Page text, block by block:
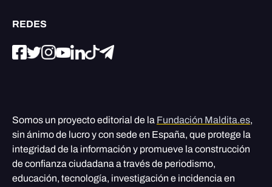
REDES
Somos un proyecto editorial de la Fundación Maldita.es,
sin ánimo de lucro y con sede en España, que protege la
integridad de la información y promueve la construcción
de confianza ciudadana a través de periodismo,
educación, tecnología, investigación e incidencia en